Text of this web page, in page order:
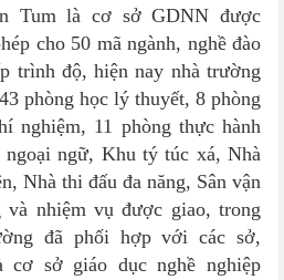
Tum là cơ sở GDNN được
cho 50 mã ngành, nghề đào
trình độ, hiện nay nhà trường
phòng học lý thuyết, 8 phòng
nghiệm, 11 phòng thực hành
ngữ, Khu tý túc xá, Nhà
Nhà thi đấu đa năng, Sân vận
nhiệm vụ được giao, trong
đã phối hợp với các sở,
cơ sở giáo dục nghề nghiệp